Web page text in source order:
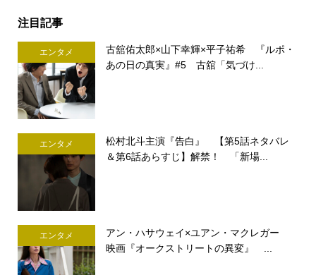
注目記事
エンタメ
古舘佑太郎×山下幸輝×平子祐希 『ルポ・
あの日の真実』#5 古舘「気づけ...
エンタメ
松村北斗主演『告白』 【第5話ネタバレ
＆第6話あらすじ】解禁！ 「新場...
エンタメ
アン・ハサウェイ×ユアン・マクレガー
映画『オークストリートの異変』 ...